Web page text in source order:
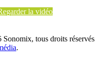
la vidéo
tous droits
.